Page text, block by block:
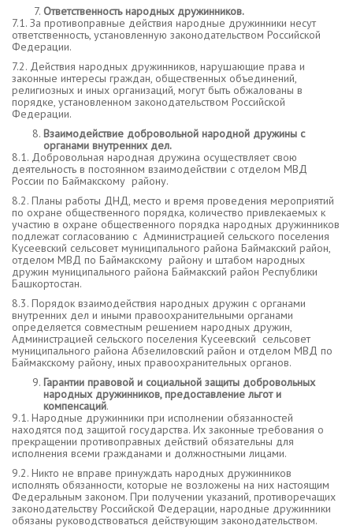
Ответственность народных дружинников.
7.1. За противоправные действия народные дружинники несут
ответственность, установленную законодательством Российской
Федерации.
7.2. Действия народных дружинников, нарушающие права и
законные интересы граждан, общественных объединений,
религиозных и иных организаций, могут быть обжалованы в
порядке, установленном законодательством Российской
Федерации.
Взаимодействие добровольной народной дружины с
органами внутренних дел.
8.1. Добровольная народная дружина осуществляет свою
деятельность в постоянном взаимодействии с отделом МВД
России по Баймакскому району.
8.2. Планы работы ДНД, место и время проведения мероприятий
по охране общественного порядка, количество привлекаемых к
участию в охране общественного порядка народных дружинников
подлежат согласованию с Администрацией сельского поселения
Кусеевский сельсовет муниципального района Баймакский район,
отделом МВД по Баймакскому району и штабом народных
дружин муниципального района Баймакский район Республики
Башкортостан.
8.3. Порядок взаимодействия народных дружин с органами
внутренних дел и иными правоохранительными органами
определяется совместным решением народных дружин,
Администрацией сельского поселения Кусеевский сельсовет
муниципального района Абзелиловский район и отделом МВД по
Баймакскому району, иных правоохранительных органов.
Гарантии правовой и социальной защиты добровольных
народных дружинников, предоставление льгот и
компенсаций.
9.1. Народные дружинники при исполнении обязанностей
находятся под защитой государства. Их законные требования о
прекращении противоправных действий обязательны для
исполнения всеми гражданами и должностными лицами.
9.2. Никто не вправе принуждать народных дружинников
исполнять обязанности, которые не возложены на них настоящим
Федеральным законом. При получении указаний, противоречащих
законодательству Российской Федерации, народные дружинники
обязаны руководствоваться действующим законодательством.